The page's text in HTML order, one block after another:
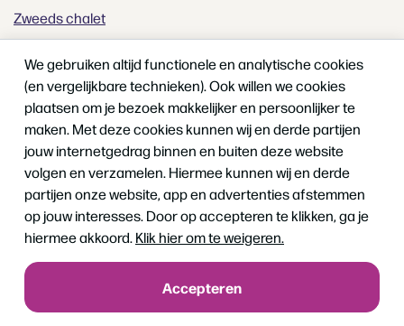
We gebruiken altijd functionele en analytische cookies
(en vergelijkbare technieken). Ook willen we cookies
plaatsen om je bezoek makkelijker en persoonlijker te
maken. Met deze cookies kunnen wij en derde partijen
jouw internetgedrag binnen en buiten deze website
volgen en verzamelen. Hiermee kunnen wij en derde
partijen onze website, app en advertenties afstemmen
op jouw interesses. Door op accepteren te klikken, ga je
hiermee akkoord.Klik hier om te weigeren.
Accepteren
Zweeds chalet
Particulier
Babyshower/ kinderverjaardag
Verjaardagen en partijen
Huwelijksfeest
Kinderpartij